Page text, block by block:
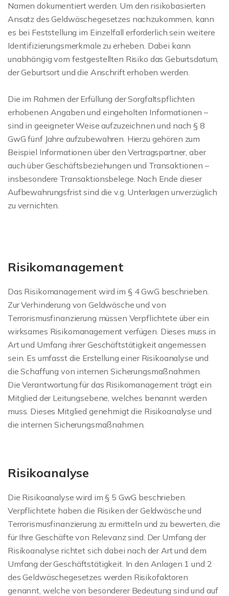
Namen dokumentiert werden. Um den risikobasierten
Ansatz des Geldwäschegesetzes nachzukommen, kann
es bei Feststellung im Einzelfall erforderlich sein weitere
Identifizierungsmerkmale zu erheben. Dabei kann
unabhängig vom festgestellten Risiko das Geburtsdatum,
der Geburtsort und die Anschrift erhoben werden.
Die im Rahmen der Erfüllung der Sorgfaltspflichten
erhobenen Angaben und eingeholten Informationen –
sind in geeigneter Weise aufzuzeichnen und nach § 8
GwG fünf Jahre aufzubewahren. Hierzu gehören zum
Beispiel Informationen über den Vertragspartner, aber
auch über Geschäftsbeziehungen und Transaktionen –
insbesondere Transaktionsbelege. Nach Ende dieser
Aufbewahrungsfrist sind die v.g. Unterlagen unverzüglich
zu vernichten.
Risikomanagement
Das Risikomanagement wird im § 4 GwG beschrieben.
Zur Verhinderung von Geldwäsche und von
Terrorismusfinanzierung müssen Verpflichtete über ein
wirksames Risikomanagement verfügen. Dieses muss in
Art und Umfang ihrer Geschäftstätigkeit angemessen
sein. Es umfasst die Erstellung einer Risikoanalyse und
die Schaffung von internen Sicherungsmaßnahmen.
Die Verantwortung für das Risikomanagement trägt ein
Mitglied der Leitungsebene, welches benannt werden
muss. Dieses Mitglied genehmigt die Risikoanalyse und
die internen Sicherungsmaßnahmen.
Risikoanalyse
Die Risikoanalyse wird im § 5 GwG beschrieben.
Verpflichtete haben die Risiken der Geldwäsche und
Terrorismusfinanzierung zu ermitteln und zu bewerten, die
für Ihre Geschäfte von Relevanz sind. Der Umfang der
Risikoanalyse richtet sich dabei nach der Art und dem
Umfang der Geschäftstätigkeit. In den Anlagen 1 und 2
des Geldwäschegesetzes werden Risikofaktoren
genannt, welche von besonderer Bedeutung sind und auf